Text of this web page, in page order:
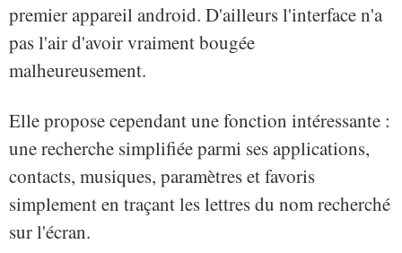
premier appareil android. D'ailleurs l'interface n'a
pas l'air d'avoir vraiment bougée
malheureusement.
Elle propose cependant une fonction intéressante :
une recherche simplifiée parmi ses applications,
contacts, musiques, paramètres et favoris
simplement en traçant les lettres du nom recherché
sur l'écran.